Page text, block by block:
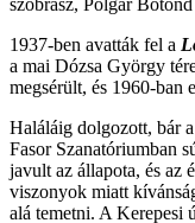
szobrász, Polgár
1937-ben avatták fel a
a mai Dózsa György
megsérült, és 1960-ban
Haláláig dolgozott, bár
Fasor Szanatóriumban
javult az állapota, és az
viszonyok miatt
alá temetni. A Kerepesi